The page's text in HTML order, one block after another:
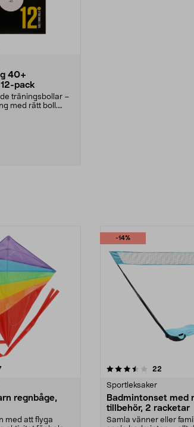
40+
pack
träningsbollar –
med rätt boll.
recensioner
regnbåge,
med att flyga
-14%
5 stjärnor 22
Sportleksaker
Badmintonset med
tillbehör, 2 racketar
Samla vänner eller
5.0 av 5